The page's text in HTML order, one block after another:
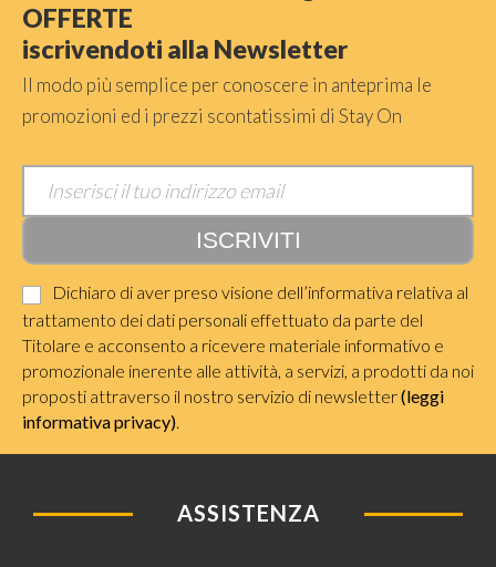
OFFERTE
iscrivendoti alla Newsletter
Il modo più semplice per conoscere in anteprima le
promozioni ed i prezzi scontatissimi di Stay On
Dichiaro di aver preso visione dell’informativa relativa al
trattamento dei dati personali effettuato da parte del
Titolare e acconsento a ricevere materiale informativo e
promozionale inerente alle attività, a servizi, a prodotti da noi
proposti attraverso il nostro servizio di newsletter(leggi
informativa privacy).
ASSISTENZA